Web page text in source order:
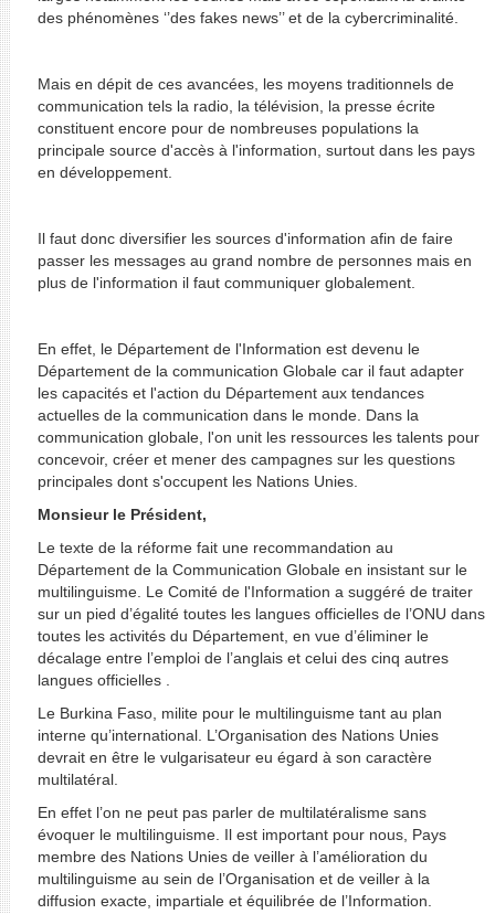
des phénomènes ‘’des fakes news’’ et de la cybercriminalité.
Mais en dépit de ces avancées, les moyens traditionnels de
communication tels la radio, la télévision, la presse écrite
constituent encore pour de nombreuses populations la
principale source d'accès à l'information, surtout dans les pays
en développement.
Il faut donc diversifier les sources d'information afin de faire
passer les messages au grand nombre de personnes mais en
plus de l'information il faut communiquer globalement.
En effet, le Département de l'Information est devenu le
Département de la communication Globale car il faut adapter
les capacités et l'action du Département aux tendances
actuelles de la communication dans le monde. Dans la
communication globale, l'on unit les ressources les talents pour
concevoir, créer et mener des campagnes sur les questions
principales dont s'occupent les Nations Unies.
Monsieur le Président,
Le texte de la réforme fait une recommandation au
Département de la Communication Globale en insistant sur le
multilinguisme. Le Comité de l'Information a suggéré de traiter
sur un pied d’égalité toutes les langues officielles de l’ONU dans
toutes les activités du Département, en vue d’éliminer le
décalage entre l’emploi de l’anglais et celui des cinq autres
langues officielles .
Le Burkina Faso, milite pour le multilinguisme tant au plan
interne qu’international. L’Organisation des Nations Unies
devrait en être le vulgarisateur eu égard à son caractère
multilatéral.
En effet l’on ne peut pas parler de multilatéralisme sans
évoquer le multilinguisme. Il est important pour nous, Pays
membre des Nations Unies de veiller à l’amélioration du
multilinguisme au sein de l’Organisation et de veiller à la
diffusion exacte, impartiale et équilibrée de l’Information.